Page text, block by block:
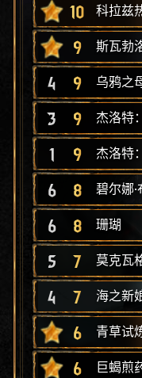
10 科拉兹
9 斯瓦勃
4 9 乌鸦之
3 9 杰洛特
1 9 杰洛特
6 8 碧尔娜·
6 8 珊瑚
5 7 莫克瓦
4 7 海之新
6 青草试
6 巨蝎煎